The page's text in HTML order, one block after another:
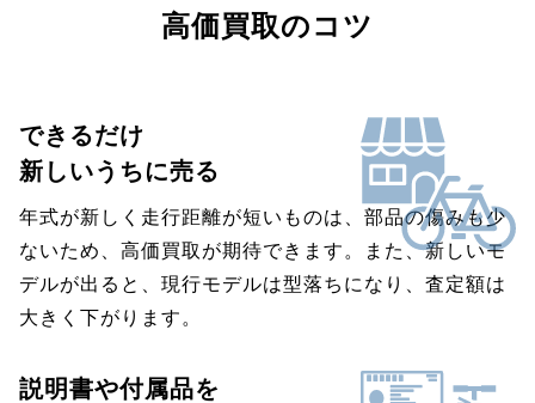
高価買取のコツ
できるだけ
新しいうちに売る
年式が新しく走行距離が短いものは、部品の傷みも少
ないため、高価買取が期待できます。また、新しいモ
デルが出ると、現行モデルは型落ちになり、査定額は
大きく下がります。
説明書や付属品を